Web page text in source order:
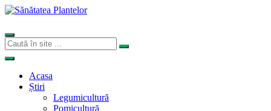
Acasa
Știri
Legumicultură
Pomicultură